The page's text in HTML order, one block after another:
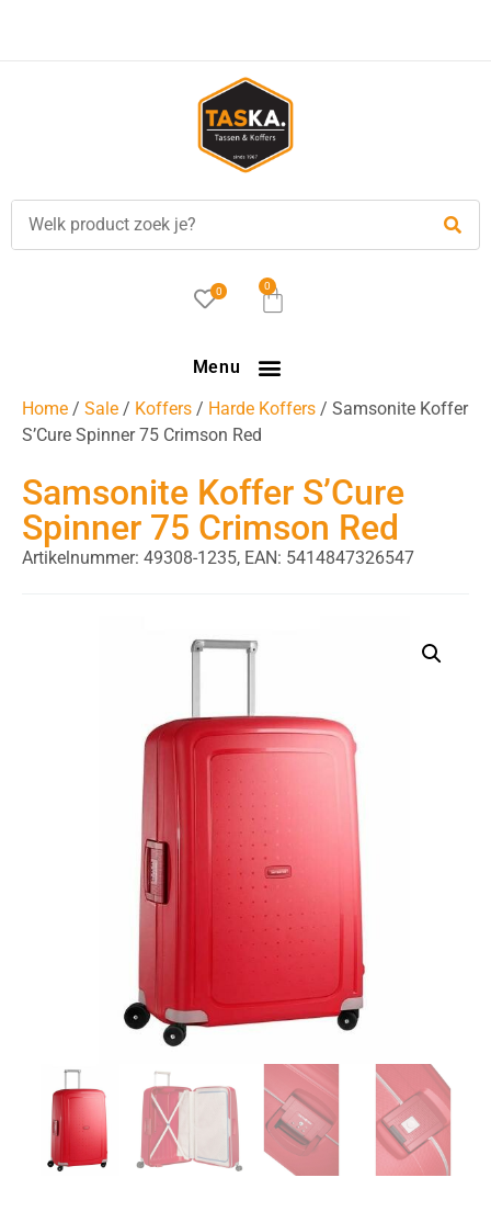
0 0
Menu
Home / Sale / Koffers / Harde Koffers / Samsonite Koffer
S’Cure Spinner 75 Crimson Red
Samsonite Koffer S’Cure
Spinner 75 Crimson Red
Artikelnummer: 49308-1235, EAN: 5414847326547